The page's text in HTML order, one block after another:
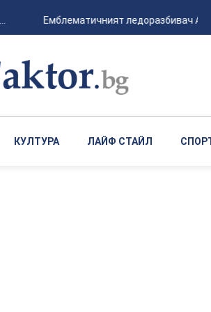
Емблематичният ледоразбивач
КУЛТУРА ЛАЙФ СТАЙЛ